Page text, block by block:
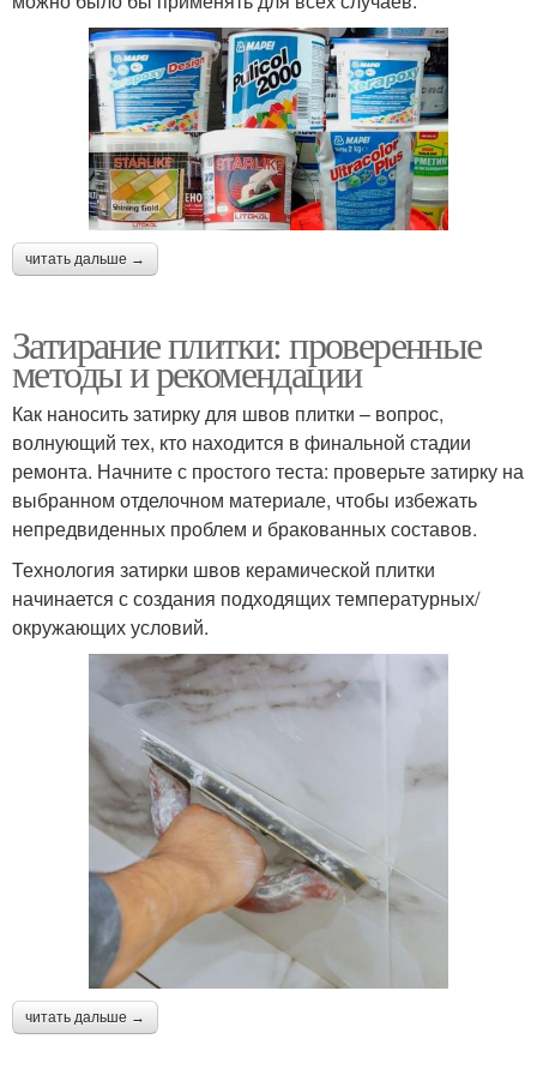
читать дальше →
Затирание плитки: проверенные
методы и рекомендации
Как наносить затирку для швов плитки – вопрос,
волнующий тех, кто находится в финальной стадии
ремонта. Начните с простого теста: проверьте затирку на
выбранном отделочном материале, чтобы избежать
непредвиденных проблем и бракованных составов.
Технология затирки швов керамической плитки
начинается с создания подходящих температурных/
окружающих условий.
читать дальше →